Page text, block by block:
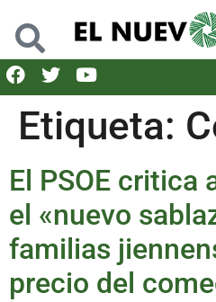
Etiqueta:
El PSOE critica
el «nuevo
familias
precio del